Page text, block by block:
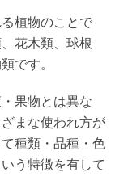
植物のことで
花木類、球根
です。
果物とは異な
まな使われ方が
種類・品種・色
う特徴を有して